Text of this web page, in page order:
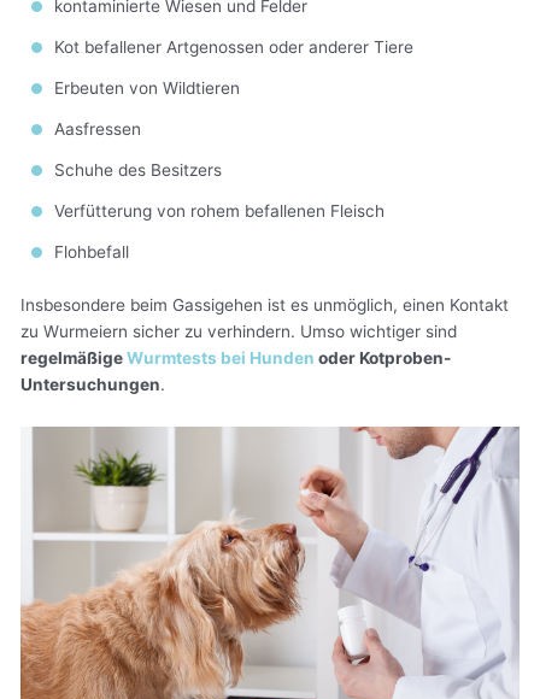
kontaminierte Wiesen und Felder
Kot befallener Artgenossen oder anderer Tiere
Erbeuten von Wildtieren
Aasfressen
Schuhe des Besitzers
Verfütterung von rohem befallenen Fleisch
Flohbefall
Insbesondere beim Gassigehen ist es unmöglich, einen Kontakt
zu Wurmeiern sicher zu verhindern. Umso wichtiger sind
regelmäßigeWurmtests bei Hunden oder Kotproben-
Untersuchungen.